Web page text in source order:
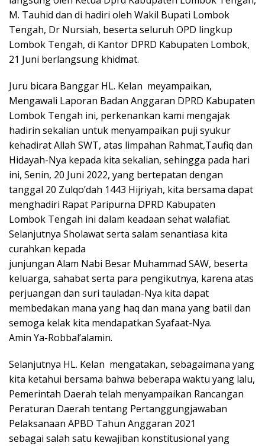
M. Tauhid dan di hadiri oleh Wakil Bupati Lombok
Tengah, Dr Nursiah, beserta seluruh OPD lingkup
Lombok Tengah, di Kantor DPRD Kabupaten Lombok,
21 Juni berlangsung khidmat.
Juru bicara Banggar HL. Kelan meyampaikan,
Mengawali Laporan Badan Anggaran DPRD Kabupaten
Lombok Tengah ini, perkenankan kami mengajak
hadirin sekalian untuk menyampaikan puji syukur
kehadirat Allah SWT, atas limpahan Rahmat,Taufiq dan
Hidayah-Nya kepada kita sekalian, sehingga pada hari
ini, Senin, 20 Juni 2022, yang bertepatan dengan
tanggal 20 Zulqo’dah 1443 Hijriyah, kita bersama dapat
menghadiri Rapat Paripurna DPRD Kabupaten
Lombok Tengah ini dalam keadaan sehat walafiat.
Selanjutnya Sholawat serta salam senantiasa kita
curahkan kepada
junjungan Alam Nabi Besar Muhammad SAW, beserta
keluarga, sahabat serta para pengikutnya, karena atas
perjuangan dan suri tauladan-Nya kita dapat
membedakan mana yang haq dan mana yang batil dan
semoga kelak kita mendapatkan Syafaat-Nya.
Amin Ya-Robbal’alamin.
Selanjutnya HL. Kelan mengatakan, sebagaimana yang
kita ketahui bersama bahwa beberapa waktu yang lalu,
Pemerintah Daerah telah menyampaikan Rancangan
Peraturan Daerah tentang Pertanggungjawaban
Pelaksanaan APBD Tahun Anggaran 2021
sebagai salah satu kewajiban konstitusional yang